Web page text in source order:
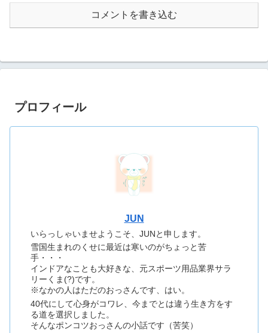
コメントを書き込む
プロフィール
JUN
いらっしゃいませようこそ、JUNと申します。
雪国生まれのくせに最近は寒いのがちょっと苦
手・・・
インドアなことも大好きな、元スポーツ用品業界サラ
リーくま(?)です。
※なかの人はただのおっさんです、はい。
40代にして心身がコワレ、今までとは違う生き方をす
る道を選択しました。
そんなポンコツおっさんの小話です（苦笑）